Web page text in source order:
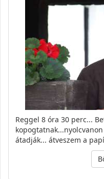
Reggel 8 óra 30 perc...
átadják... átveszem a